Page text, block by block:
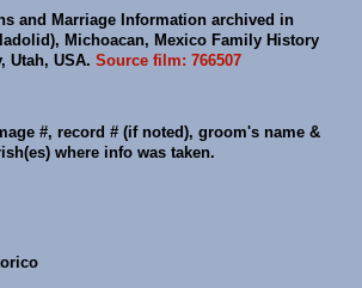
and Marriage Information archived in
Michoacan, Mexico Family History
Utah, USA. Source film: 766507
#, record # (if noted), groom's name &
where info was taken.